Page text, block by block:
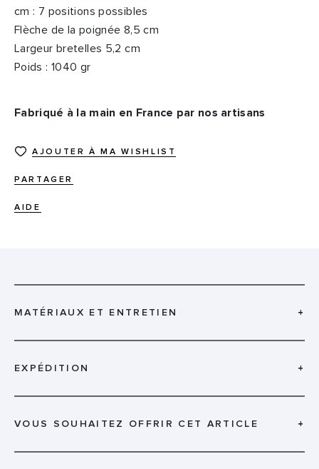
cm : 7 positions possibles
Flèche de la poignée 8,5 cm
Largeur bretelles 5,2 cm
Poids : 1040 gr
Fabriqué à la main en France par nos artisans
AJOUTER À MA WISHLIST
PARTAGER
AIDE
MATÉRIAUX ET ENTRETIEN +
EXPÉDITION +
VOUS SOUHAITEZ OFFRIR CET ARTICLE +